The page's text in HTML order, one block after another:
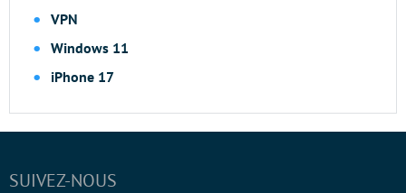
VPN
Windows 11
iPhone 17
SUIVEZ-NOUS